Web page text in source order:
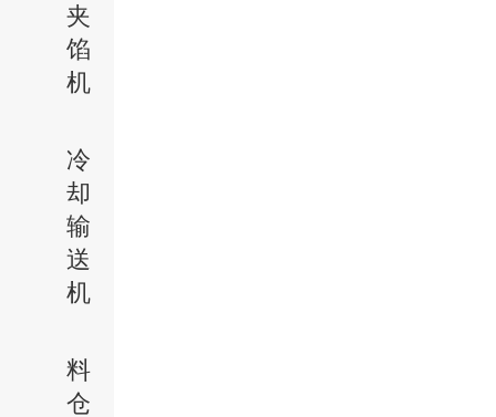
夹
馅
机
冷
却
输
送
机
料
仓